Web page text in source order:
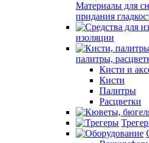
Материалы для
придания
изоляции
палитры,
Кисти и
Кисти
Палитры
Расцветки